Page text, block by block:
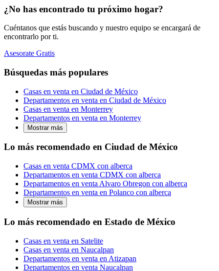
¿No has encontrado tu próximo hogar?
Cuéntanos que estás buscando y nuestro equipo se encargará de
encontrarlo por ti.
Asesorate Gratis
Búsquedas más populares
Casas en venta en Ciudad de México
Departamentos en venta en Ciudad de México
Casas en venta en Monterrey
Departamentos en venta en Monterrey
Mostrar más
Lo más recomendado en Ciudad de México
Casas en venta CDMX con alberca
Departamentos en venta CDMX con alberca
Departamentos en venta Alvaro Obregon con alberca
Departamentos en venta en Polanco con alberca
Mostrar más
Lo más recomendado en Estado de México
Casas en venta en Satelite
Casas en venta en Naucalpan
Departamentos en venta en Atizapan
Departamentos en venta Naucalpan